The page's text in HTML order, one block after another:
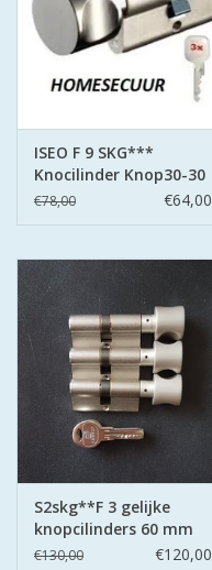
ISEO F 9 SKG***
Knocilinder Knop30-30
3 sleutels
€78,00 €64,00
S2skg**F 3 gelijke
knopcilinders 60 mm
30-30
€130,00 €120,00